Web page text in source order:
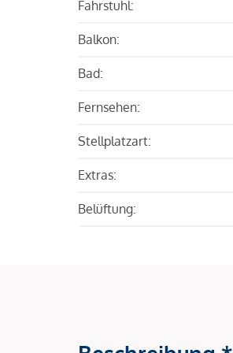
Fahrstuhl:
Balkon:
Bad:
Fernsehen:
Stellplatzart:
Extras:
Belüftung: